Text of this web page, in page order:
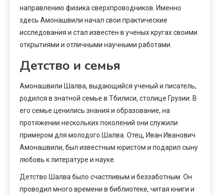
направлению физика сверхпроводников. Именно
здесь Амонашвили начал свои практические
исследования и стал известен в ученых кругах своими
открытиями и отличными научными работами.
Детство и семья
Амонашвили Шалва, выдающийся ученый и писатель,
родился в знатной семье в Тбилиси, столице Грузии. В
его семье ценились знания и образование, на
протяжении нескольких поколений они служили
примером для молодого Шалва. Отец, Иван Иванович
Амонашвили, был известным юристом и подарил сыну
любовь к литературе и науке.
Детство Шалва было счастливым и беззаботным. Он
проводил много времени в библиотеке, читая книги и